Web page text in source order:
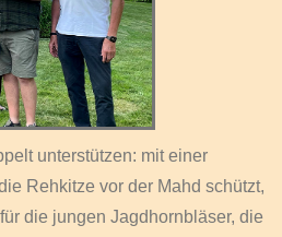
unterstützen: mit einer
Rehkitze vor der Mahd schützt,
die jungen Jagdhornbläser, die